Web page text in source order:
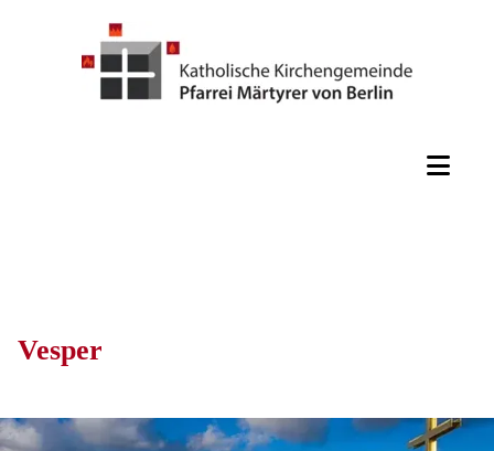
Vesper